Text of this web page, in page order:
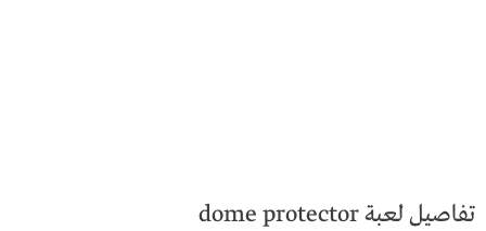
تفاصيل لعبة dome protector